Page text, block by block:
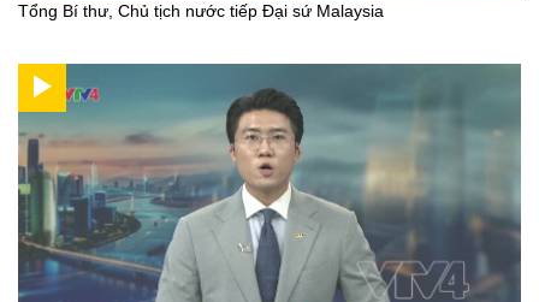
Tổng Bí thư, Chủ tịch nước tiếp Đại sứ Malaysia